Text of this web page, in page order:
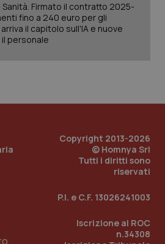
Firmato il contratto 2025-
fino a 240 euro per gli
il capitolo sull'IA e nuove
personale
Copyright 2013-2026
© Homnya Srl
Tutti i diritti sono
riservati
P.I. e C.F. 13026241003
Iscrizione al ROC
n.34308